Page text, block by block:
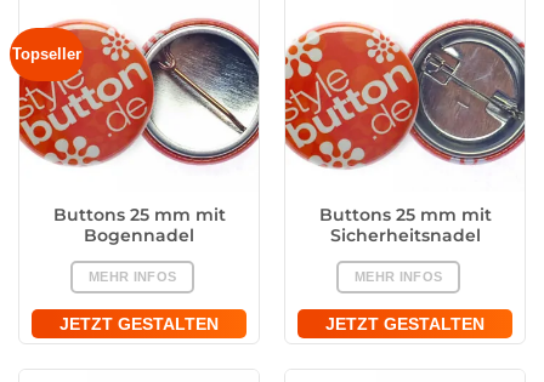
Topseller
Buttons 25 mm mit
Bogennadel
MEHR INFOS
JETZT GESTALTEN
Buttons 25 mm mit
Sicherheitsnadel
MEHR INFOS
JETZT GESTALTEN